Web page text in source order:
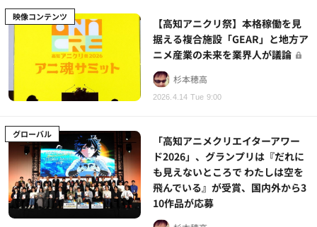
映像コンテンツ
2026.4.14 Tue 9:00
【高知アニクリ祭】本格稼働を見
据える複合施設「GEAR」と地方ア
ニメ産業の未来を業界人が議論
杉本穂高
グローバル
「高知アニメクリエイターアワー
ド2026」、グランプリは『だれに
も見えないところで わたしは空を
飛んでいる』が受賞、国内外から3
10作品が応募